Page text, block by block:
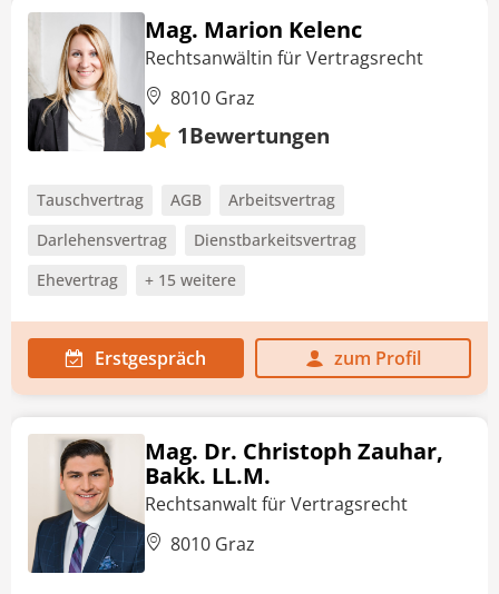
Mag. Marion Kelenc
Rechtsanwältin für Vertragsrecht
8010 Graz
1Bewertungen
Tauschvertrag AGB
Arbeitsvertrag
Darlehensvertrag
Dienstbarkeitsvertrag
Ehevertrag
+ 15 weitere
Erstgespräch zum Profil
Mag. Dr. Christoph Zauhar,
Bakk. LL.M.
Rechtsanwalt für Vertragsrecht
8010 Graz